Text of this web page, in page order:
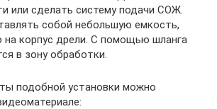
или сделать систему подачи СОЖ.
собой небольшую емкость,
на корпус дрели. С помощью шланга
в зону обработки.
подобной установки можно